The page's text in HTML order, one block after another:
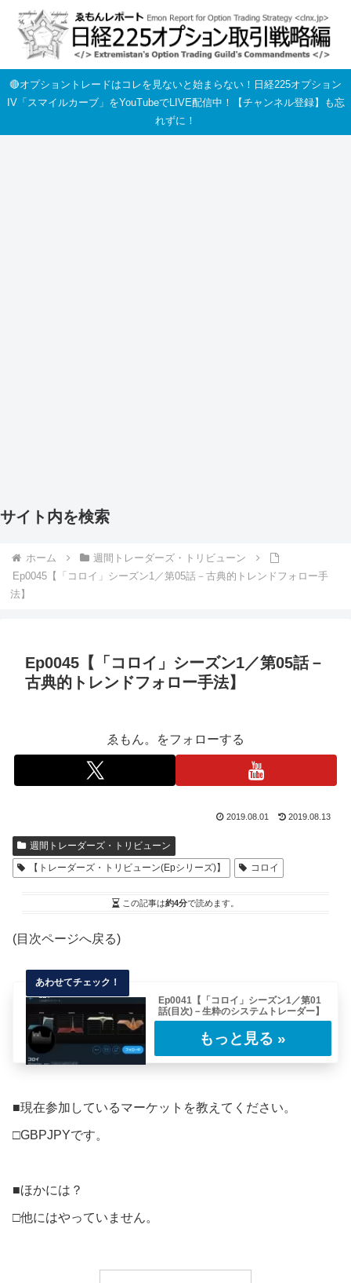
🔴オプショントレードはコレを見ないと始まらない！日経225オプション
IV「スマイルカーブ」をYouTubeでLIVE配信中！【チャンネル登録】も忘
れずに！
サイト内を検索
ホーム
週間トレーダーズ・トリビューン
Ep0045【「コロイ」シーズン1／第05話－古典的トレンドフォロー手
法】
Ep0045【「コロイ」シーズン1／第05話－
古典的トレンドフォロー手法】
ゑもん。をフォローする
2019.08.01 2019.08.13
週間トレーダーズ・トリビューン
【トレーダーズ・トリビューン(Epシリーズ)】
コロイ
この記事は約4分で読めます。
(目次ページへ戻る)
Ep0041【「コロイ」シーズン1／第01
話(目次)－生粋のシステムトレーダー】
レーダーとして現役で活躍する「コロイ」氏に
■現在参加しているマーケットを教えてください。
□GBPJPYです。
■ほかには？
□他にはやっていません。